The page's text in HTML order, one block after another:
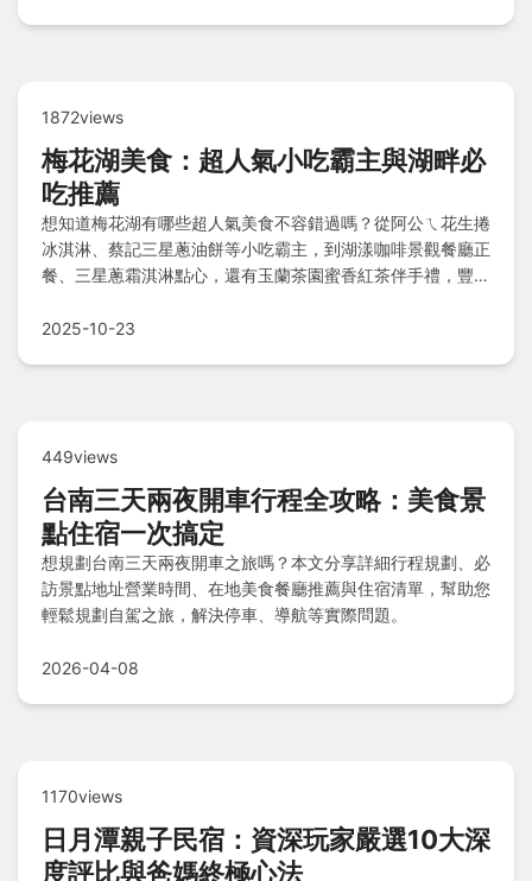
1872views
梅花湖美食：超人氣小吃霸主與湖畔必
吃推薦
想知道梅花湖有哪些超人氣美食不容錯過嗎？從阿公ㄟ花生捲
冰淇淋、蔡記三星蔥油餅等小吃霸主，到湖漾咖啡景觀餐廳正
餐、三星蔥霜淇淋點心，還有玉蘭茶園蜜香紅茶伴手禮，豐富
素食友善餐廳，一次解答您的疑問。
2025-10-23
449views
台南三天兩夜開車行程全攻略：美食景
點住宿一次搞定
想規劃台南三天兩夜開車之旅嗎？本文分享詳細行程規劃、必
訪景點地址營業時間、在地美食餐廳推薦與住宿清單，幫助您
輕鬆規劃自駕之旅，解決停車、導航等實際問題。
2026-04-08
1170views
日月潭親子民宿：資深玩家嚴選10大深
度評比與爸媽終極心法